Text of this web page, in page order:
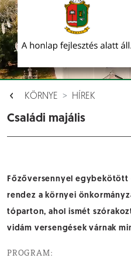
KÖRNYE HÍREK
Családi majális
Főzőversennyel egybekötött
rendez a környei
tóparton, ahol ismét
vidám versengések várnak
PROGRAM:
Dokumentumok []
Aloldalak [ ]